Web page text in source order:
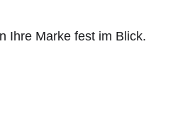
Ihre Marke fest im Blick.